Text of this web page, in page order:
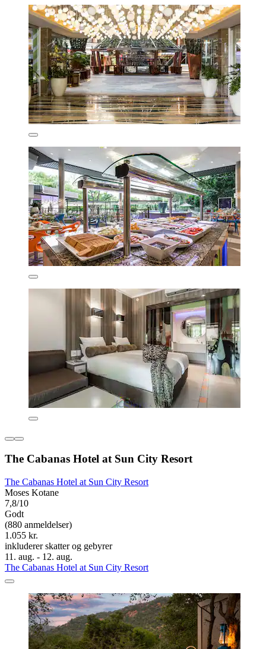
The Cabanas Hotel at Sun City Resort
The Cabanas Hotel at Sun City Resort
Moses Kotane
7,8/10
Godt
(880 anmeldelser)
1.055 kr.
inkluderer skatter og gebyrer
11. aug. - 12. aug.
The Cabanas Hotel at Sun City Resort